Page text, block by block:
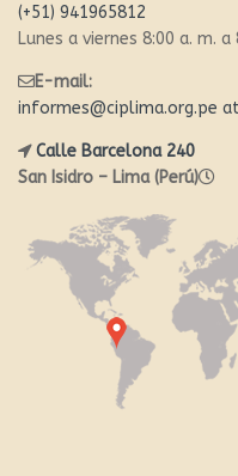
(+51) 941965812
Lunes a viernes 8:00 a. m. a
E-mail:
informes@ciplima.org.pe
Calle Barcelona 240
San Isidro – Lima (Perú)